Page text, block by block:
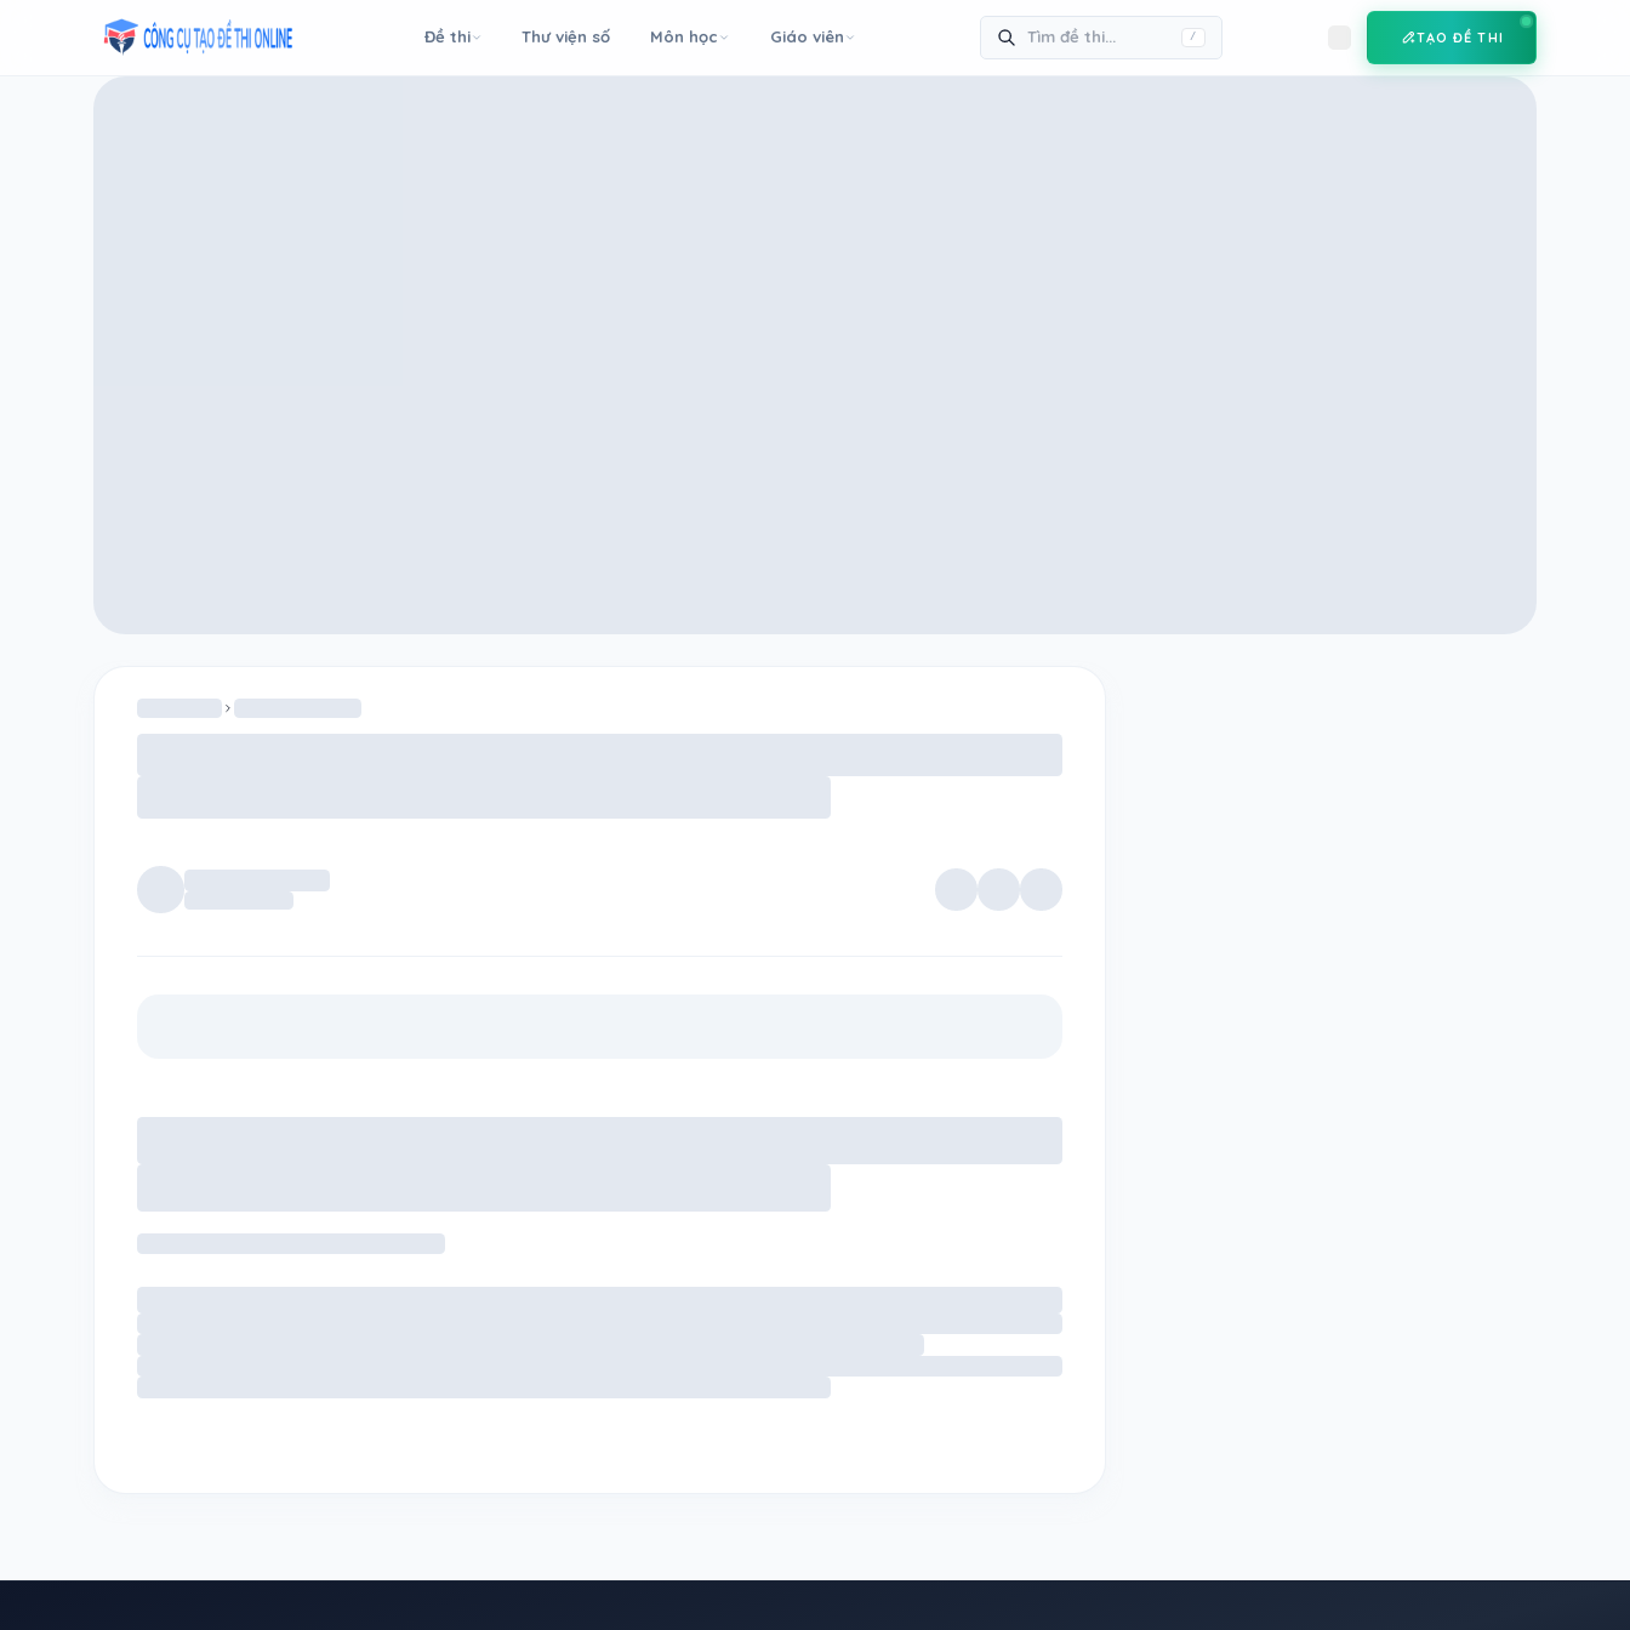
Đề thi Thư viện số Môn học Giáo viên / TẠO ĐỀ THI
Taodethi.xyz - Tạo đề thi Online miễn phí